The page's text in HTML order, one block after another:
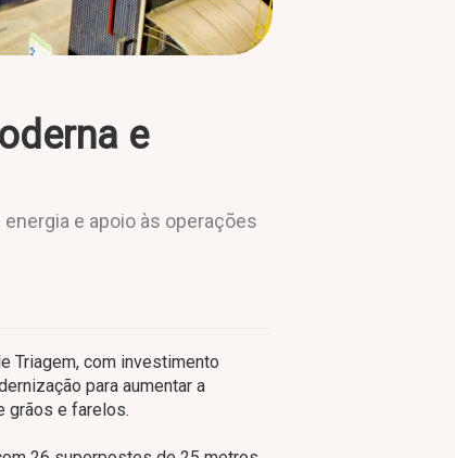
e
e apoio às operações
Triagem, com investimento
para aumentar a
grãos e farelos.